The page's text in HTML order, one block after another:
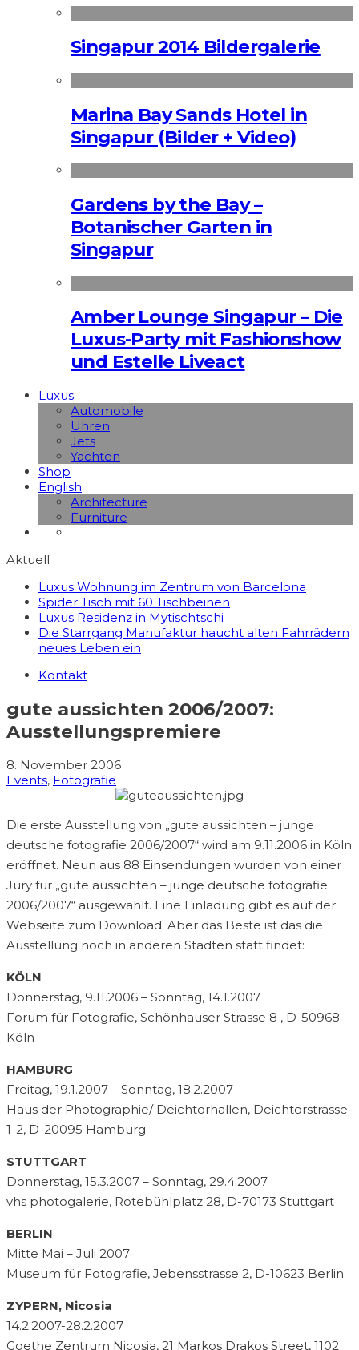
Singapur 2014 Bildergalerie
Marina Bay Sands Hotel in
Singapur (Bilder + Video)
Gardens by the Bay –
Botanischer Garten in
Singapur
Amber Lounge Singapur – Die
Luxus-Party mit Fashionshow
und Estelle Liveact
Luxus
Automobile
Uhren
Jets
Yachten
Shop
English
Architecture
Furniture
Aktuell
Luxus Wohnung im Zentrum von Barcelona
Spider Tisch mit 60 Tischbeinen
Luxus Residenz in Mytischtschi
Die Starrgang Manufaktur haucht alten Fahrrädern
neues Leben ein
Kontakt
gute aussichten 2006/2007:
Ausstellungspremiere
8. November 2006
Events, Fotografie
Die erste Ausstellung von „gute aussichten – junge
deutsche fotografie 2006/2007“ wird am 9.11.2006 in Köln
eröffnet. Neun aus 88 Einsendungen wurden von einer
Jury für „gute aussichten – junge deutsche fotografie
2006/2007“ ausgewählt. Eine Einladung gibt es auf der
Webseite zum Download. Aber das Beste ist das die
Ausstellung noch in anderen Städten statt findet:
KÖLN
Donnerstag, 9.11.2006 – Sonntag, 14.1.2007
Forum für Fotografie, Schönhauser Strasse 8 , D-50968
Köln
HAMBURG
Freitag, 19.1.2007 – Sonntag, 18.2.2007
Haus der Photographie/ Deichtorhallen, Deichtorstrasse
1-2, D-20095 Hamburg
STUTTGART
Donnerstag, 15.3.2007 – Sonntag, 29.4.2007
vhs photogalerie, Rotebühlplatz 28, D-70173 Stuttgart
BERLIN
Mitte Mai – Juli 2007
Museum für Fotografie, Jebensstrasse 2, D-10623 Berlin
ZYPERN, Nicosia
14.2.2007-28.2.2007
Goethe Zentrum Nicosia, 21 Markos Drakos Street, 1102